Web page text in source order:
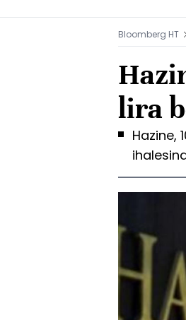
Bloomberg HT
lira
Hazine,